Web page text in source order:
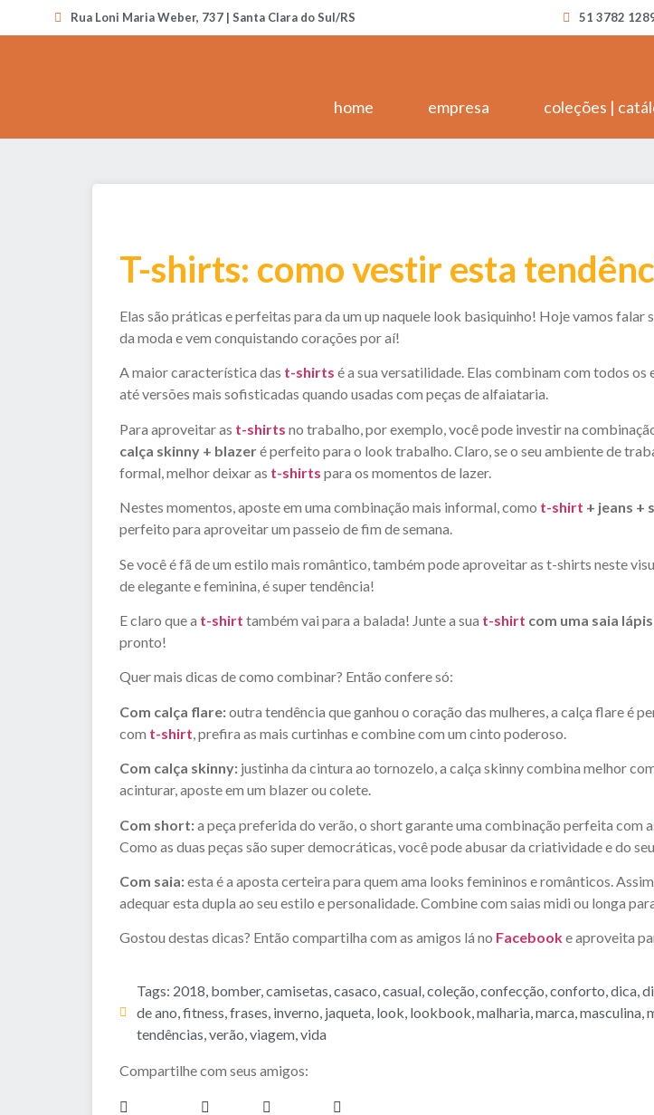
Rua Loni Maria Weber, 737 | Santa Clara do Sul/RS 51 3782
home empresa coleções |
T-shirts: como vestir esta
Elas são práticas e perfeitas para da um up naquele look basiquinho! Hoje vamos falar
da moda e vem conquistando corações por aí!
A maior característica das t-shirts é a sua versatilidade. Elas combinam com todos
até versões mais sofisticadas quando usadas com peças de alfaiataria.
Para aproveitar as t-shirts no trabalho, por exemplo, você pode investir na
calça skinny + blazeré perfeito para o look trabalho. Claro, se o seu ambiente de
formal, melhor deixar as t-shirts para os momentos de lazer.
Nestes momentos, aposte em uma combinação mais informal, como t-shirt + jeans +
perfeito para aproveitar um passeio de fim de semana.
Se você é fã de um estilo mais romântico, também pode aproveitar as t-shirts neste
de elegante e feminina, é super tendência!
E claro que a t-shirt também vai para a balada! Junte a sua t-shirt com uma saia
pronto!
Quer mais dicas de como combinar? Então confere só:
Com calça flare:outra tendência que ganhou o coração das mulheres, a calça flare é
com t-shirt , prefira as mais curtinhas e combine com um cinto poderoso.
Com calça skinny: justinha da cintura ao tornozelo, a calça skinny combina melhor
acinturar, aposte em um blazer ou colete.
Com short:a peça preferida do verão, o short garante uma combinação perfeita com
Como as duas peças são super democráticas, você pode abusar da criatividade e do
Com saia:esta é a aposta certeira para quem ama looks femininos e românticos.
adequar esta dupla ao seu estilo e personalidade. Combine com saias midi ou longa
Gostou destas dicas? Então compartilha com as amigos lá no Facebooke aproveita
Tags: 2018 bomber, camisetas casaco casual coleção confecção conforto dica
de ano fitness frases inverno jaqueta look lookbook malharia marca masculina
tendências verão viagem vida
Compartilhe com seus amigos: